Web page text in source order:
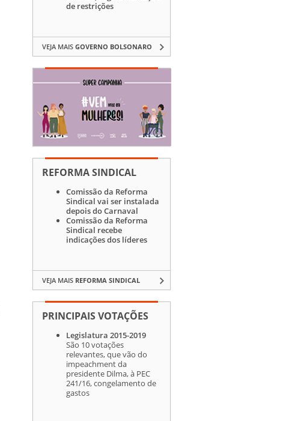
de restrições
VEJA MAIS GOVERNO BOLSONARO
REFORMA SINDICAL
Comissão da Reforma
Sindical vai ser instalada
depois do Carnaval
Comissão da Reforma
Sindical recebe
indicações dos líderes
VEJA MAIS REFORMA SINDICAL
PRINCIPAIS VOTAÇÕES
Legislatura 2015-2019
São 10 votações
relevantes, que vão do
impeachment da
presidente Dilma, à PEC
241/16, congelamento de
gastos